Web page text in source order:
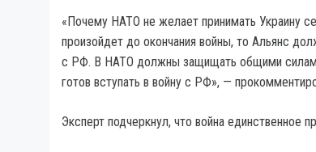
«Почему HATO не желает принимать Украину
произойдет до окончания войны, то Альянс
с РФ. В HATO должны защищать общими
готов вступать в войну с РФ», —
Эксперт подчеркнул, что война единственное